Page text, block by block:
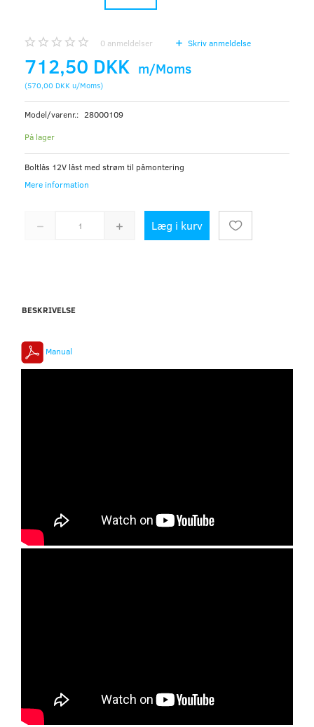
0 anmeldelser Skriv anmeldelse
712,50 DKK m/Moms
(570,00 DKK u/Moms)
Model/varenr.: 28000109
På lager
Boltlås 12V låst med strøm til påmontering
Mere information
Læg i kurv
BESKRIVELSE
Manual